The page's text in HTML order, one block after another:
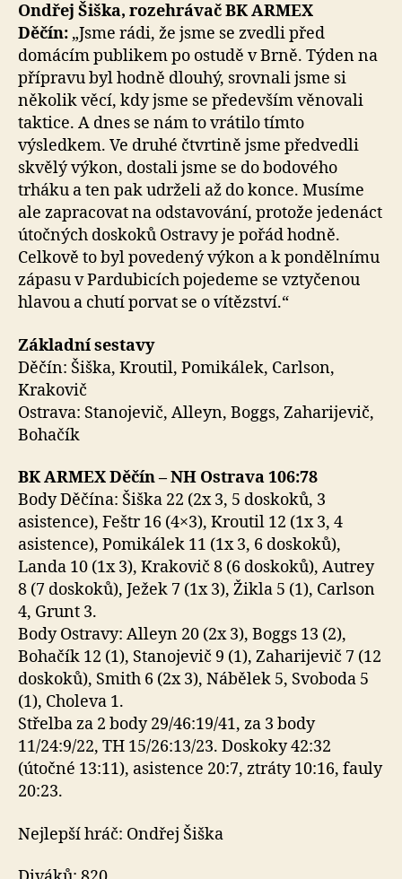
Ondřej Šiška, rozehrávač BK ARMEX
Děčín: „Jsme rádi, že jsme se zvedli před
domácím publikem po ostudě v Brně. Týden na
přípravu byl hodně dlouhý, srovnali jsme si
několik věcí, kdy jsme se především věnovali
taktice. A dnes se nám to vrátilo tímto
výsledkem. Ve druhé čtvrtině jsme předvedli
skvělý výkon, dostali jsme se do bodového
trháku a ten pak udrželi až do konce. Musíme
ale zapracovat na odstavování, protože jedenáct
útočných doskoků Ostravy je pořád hodně.
Celkově to byl povedený výkon a k pondělnímu
zápasu v Pardubicích pojedeme se vztyčenou
hlavou a chutí porvat se o vítězství.“
Základní sestavy
Děčín: Šiška, Kroutil, Pomikálek, Carlson,
Krakovič
Ostrava: Stanojevič, Alleyn, Boggs, Zaharijevič,
Bohačík
BK ARMEX Děčín – NH Ostrava 106:78
Body Děčína: Šiška 22 (2x 3, 5 doskoků, 3
asistence), Feštr 16 (4×3), Kroutil 12 (1x 3, 4
asistence), Pomikálek 11 (1x 3, 6 doskoků),
Landa 10 (1x 3), Krakovič 8 (6 doskoků), Autrey
8 (7 doskoků), Ježek 7 (1x 3), Žikla 5 (1), Carlson
4, Grunt 3.
Body Ostravy: Alleyn 20 (2x 3), Boggs 13 (2),
Bohačík 12 (1), Stanojevič 9 (1), Zaharijevič 7 (12
doskoků), Smith 6 (2x 3), Nábělek 5, Svoboda 5
(1), Choleva 1.
Střelba za 2 body 29/46:19/41, za 3 body
11/24:9/22, TH 15/26:13/23. Doskoky 42:32
(útočné 13:11), asistence 20:7, ztráty 10:16, fauly
20:23.
Nejlepší hráč: Ondřej Šiška